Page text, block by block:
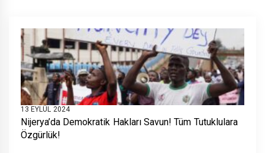
13 EYLÜL 2024
Nijerya’da Demokratik Hakları Savun! Tüm Tutuklulara
Özgürlük!